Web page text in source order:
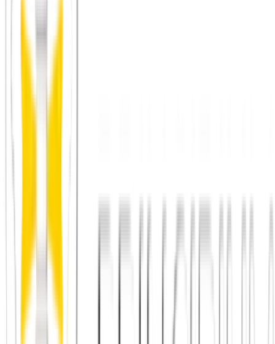
Principium e.V.
Diesen Artikel teilen